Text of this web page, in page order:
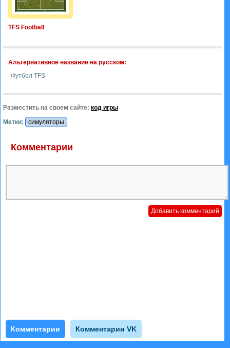
TFS Football
Альтернативное название на русском:
Футбол TFS
Разместить на своем сайте: код игры
Метки:
симуляторы
Комментарии
Комментарии Комментарии VK